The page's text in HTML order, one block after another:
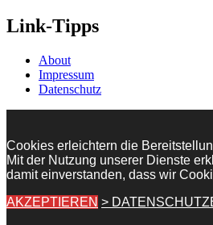
Link-Tipps
About
Impressum
Datenschutz
Cookies erleichtern die
Mit der Nutzung unserer Dienste
damit einverstanden, dass wir
AKZEPTIEREN >